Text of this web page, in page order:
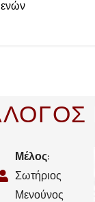
Μέλος:
Σωτήριος
Μενούνος